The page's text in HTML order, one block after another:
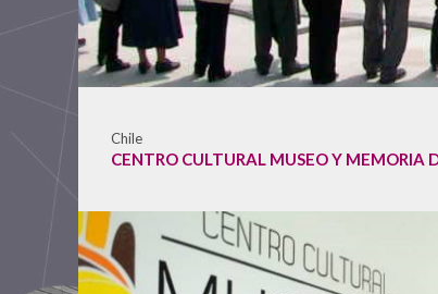
Chile
CENTRO CULTURAL MUSEO Y MEMORIA